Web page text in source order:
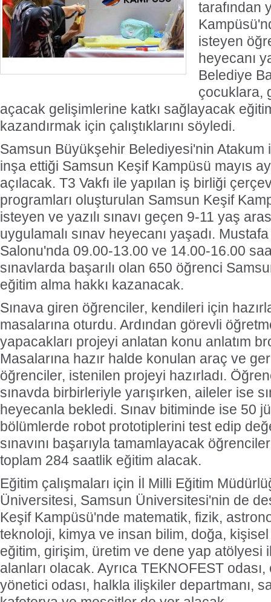
tarafından
isteyen
heyecanı
Belediye
çocuklara,
açacak gelişimlerine katkı sağlayacak
kazandırmak için çalıştıklarını söyledi.
Samsun Büyükşehir Belediyesi'nin Atakum
inşa ettiği Samsun Keşif Kampüsü mayıs
açılacak. T3 Vakfı ile yapılan iş birliği
programları oluşturulan Samsun Keşif
isteyen ve yazılı sınavı geçen 9-11 yaş
uygulamalı sınav heyecanı yaşadı.
Salonu'nda 09.00-13.00 ve 14.00-16.00
sınavlarda başarılı olan 650 öğrenci
eğitim alma hakkı kazanacak.
Sınava giren öğrenciler, kendileri için
masalarına oturdu. Ardından görevli
yapacakları projeyi anlatan konu anlatım
Masalarına hazır halde konulan araç ve
öğrenciler, istenilen projeyi hazırladı.
sınavda birbirleriyle yarışırken, aileler ise
heyecanla bekledi. Sınav bitiminde ise 50
bölümlerde robot prototiplerini test edip
sınavını başarıyla tamamlayacak
toplam 284 saatlik eğitim alacak.
Eğitim çalışmaları için İl Milli Eğitim
Üniversitesi, Samsun Üniversitesi'nin de
Keşif Kampüsü'nde matematik, fizik,
teknoloji, kimya ve insan bilim, doğa,
eğitim, girişim, üretim ve dene yap atölyesi
alanları olacak. Ayrıca TEKNOFEST
yönetici odası, halkla ilişkiler departmanı,